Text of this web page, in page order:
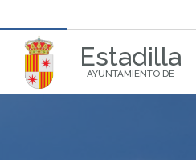
Estadilla
AYUNTAMIENTO DE